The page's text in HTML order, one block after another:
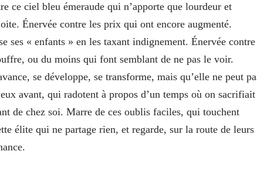
ce ciel bleu émeraude qui n’apporte que lourdeur et
Énervée contre les prix qui ont encore augmenté.
ses « enfants » en les taxant indignement. Énervée contre
ou du moins qui font semblant de ne pas le voir.
se développe, se transforme, mais qu’elle ne peut
avant, qui radotent à propos d’un temps où on sacrifiait
de chez soi. Marre de ces oublis faciles, qui touchent
élite qui ne partage rien, et regarde, sur la route de leurs